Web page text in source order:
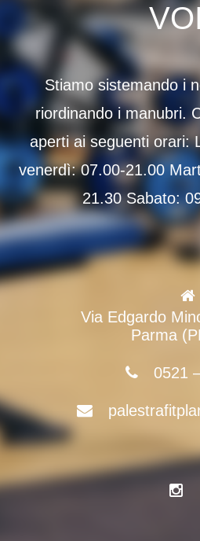
Stiamo sistemando i
riordinando i manubri.
aperti ai seguenti orari:
venerdì: 07.00-21.00
21.30 Sabato:
Via Edgardo
Parma
0521